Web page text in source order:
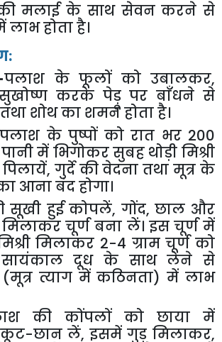
मलाई के साथ सेवन करने से
लाभ होता है।
पलाश के फूलों को उबालकर,
करके पेड़ू पर बाँधने से
शोथ का शमन होता है।
पलाश के पुष्पों को रात भर 200
में भिगोकर सुबह थोड़ी मिश्री
, गुर्दे की वेदना तथा मूत्र के
आना बंद होगा।
सूखी हुई कोपलें, गोंद,छाल और
चूर्ण बना लें। इस चूर्ण में
मिलाकर 2-4 ग्राम चूर्ण को
सायंकाल दूध के साथ लेने से
(मूत्र त्याग में कठिनता) में लाभ
की कोंपलों को छाया में
छान लें,इसमें गुड़ मिलाकर,